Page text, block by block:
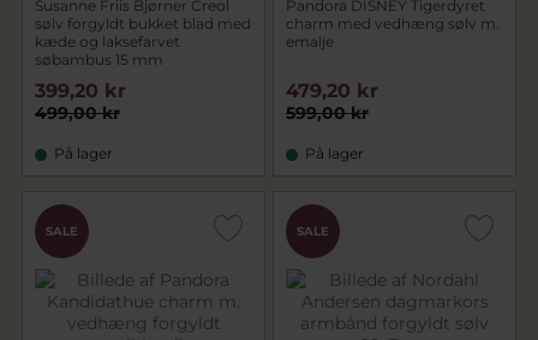
Susanne Friis Bjørner Creol
sølv forgyldt bukket blad med
kæde og laksefarvet
søbambus 15 mm
499,00 kr
399,20 kr
På lager
Pandora DISNEY Tigerdyret
charm med vedhæng sølv m.
emalje
599,00 kr
479,20 kr
På lager
SALE SALE